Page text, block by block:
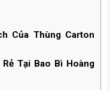
Của Thùng Carton
Tại Bao Bì Hoàng